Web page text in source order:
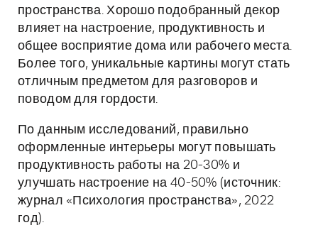
пространства. Хорошо подобранный декор
влияет на настроение, продуктивность и
общее восприятие дома или рабочего места.
Более того, уникальные картины могут стать
отличным предметом для разговоров и
поводом для гордости.
По данным исследований, правильно
оформленные интерьеры могут повышать
продуктивность работы на 20-30% и
улучшать настроение на 40-50% (источник:
журнал «Психология пространства», 2022
год).